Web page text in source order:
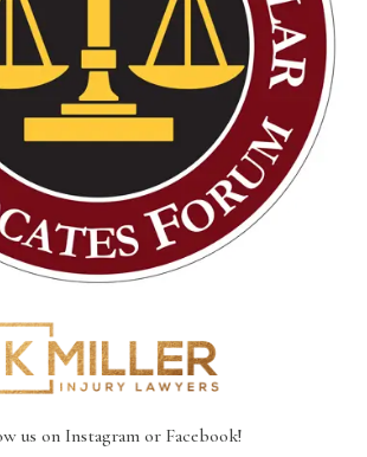
us on Instagram or Facebook!